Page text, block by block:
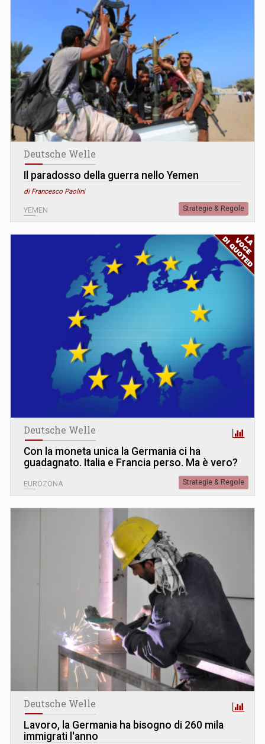
Deutsche Welle
Il paradosso della guerra nello Yemen
di Francesco Paolini
YEMEN Strategie & Regole
Deutsche Welle
Con la moneta unica la Germania ci ha
guadagnato. Italia e Francia perso. Ma è vero?
EUROZONA Strategie & Regole
Deutsche Welle
Lavoro, la Germania ha bisogno di 260 mila
immigrati l'anno